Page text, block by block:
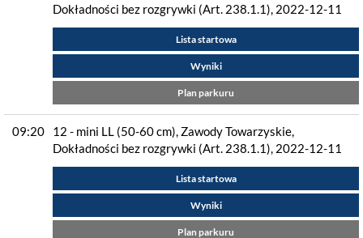
Dokładności bez rozgrywki (Art. 238.1.1), 2022-12-11
Lista startowa
Wyniki
Plan parkuru
09:20
12 - mini LL (50-60 cm), Zawody Towarzyskie,
Dokładności bez rozgrywki (Art. 238.1.1), 2022-12-11
Lista startowa
Wyniki
Plan parkuru